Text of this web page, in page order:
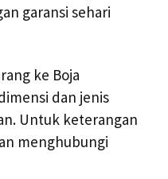
garansi sehari
ke Boja
dan jenis
Untuk keterangan
menghubungi